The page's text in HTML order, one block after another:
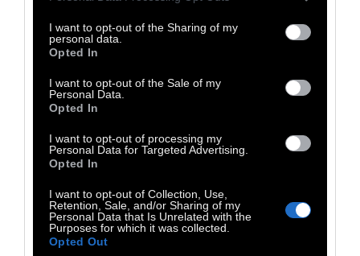
I want to opt-out of the Sharing of my
personal data.
Opted In
I want to opt-out of the Sale of my
Personal Data.
Opted In
I want to opt-out of processing my
Personal Data for Targeted Advertising.
Opted In
I want to opt-out of Collection, Use,
Retention, Sale, and/or Sharing of my
Personal Data that Is Unrelated with the
Purposes for which it was collected.
Opted Out
να βλέπετε τα άρθρα που σας ενδιαφέρουν